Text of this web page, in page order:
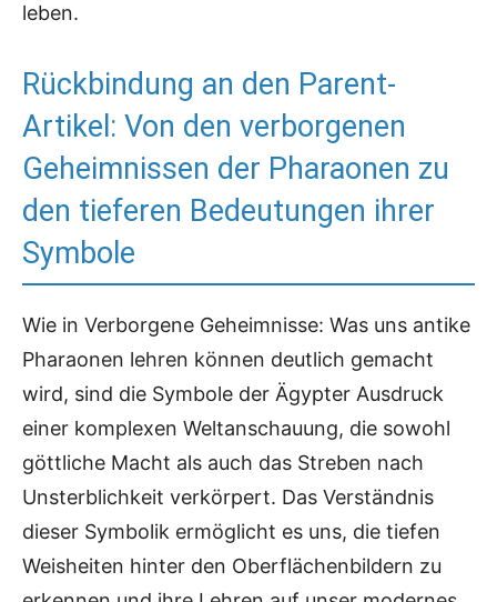
leben.
Rückbindung an den Parent-
Artikel: Von den verborgenen
Geheimnissen der Pharaonen zu
den tieferen Bedeutungen ihrer
Symbole
Wie in Verborgene Geheimnisse: Was uns antike
Pharaonen lehren können deutlich gemacht
wird, sind die Symbole der Ägypter Ausdruck
einer komplexen Weltanschauung, die sowohl
göttliche Macht als auch das Streben nach
Unsterblichkeit verkörpert. Das Verständnis
dieser Symbolik ermöglicht es uns, die tiefen
Weisheiten hinter den Oberflächenbildern zu